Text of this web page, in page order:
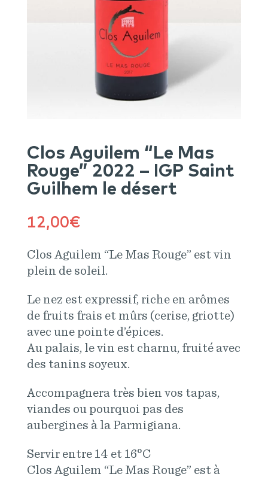
Clos Aguilem “Le Mas
Rouge” 2022 – IGP Saint
Guilhem le désert
12,00€
Clos Aguilem “Le Mas Rouge” est vin
plein de soleil.
Le nez est expressif, riche en arômes
de fruits frais et mûrs (cerise, griotte)
avec une pointe d’épices.
Au palais, le vin est charnu, fruité avec
des tanins soyeux.
Accompagnera très bien vos tapas,
viandes ou pourquoi pas des
aubergines à la Parmigiana.
Servir entre 14 et 16°C
Clos Aguilem “Le Mas Rouge” est à